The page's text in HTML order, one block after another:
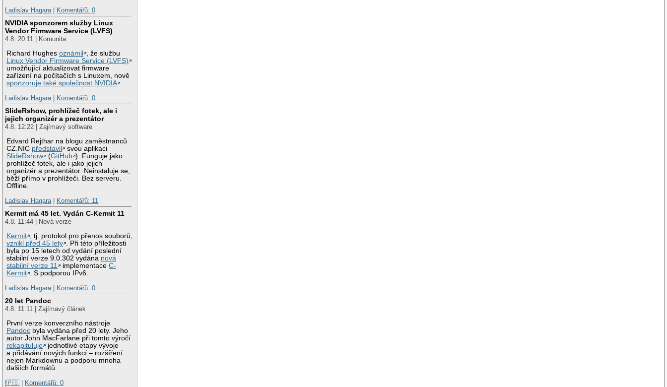
Ladislav Hagara
Komentářů: 0
NVIDIA sponzorem služby Linux
Vendor Firmware Service (LVFS)
4.8. 20:11 | Komunita
Richard Hughesoznámil
, že službu
Linux Vendor Firmware Service (LVFS)
umožňující aktualizovat firmware
zařízení na počítačích s Linuxem, nově
sponzoruje také společnost NVIDIA .
Ladislav Hagara | Komentářů: 0
SlideRshow, prohlížeč fotek, ale i
jejich organizér a prezentátor
4.8. 12:22 | Zajímavý software
Edvard Rejthar na blogu zaměstnanců
CZ.NIC představil
svou aplikaci
SlideRshow
(GitHub ). Funguje jako
prohlížeč fotek, ale i jako jejich
organizér a prezentátor. Neinstaluje se,
běží přímo v prohlížeči. Bez serveru.
Offline.
Ladislav Hagara | Komentářů: 11
Kermit má 45 let. Vydán C-Kermit 11
4.8. 11:44 | Nová verze
Kermit , tj. protokol pro přenos souborů,
vznikl před 45 lety . Při této příležitosti
byla po 15 letech od vydání poslední
stabilní verze 9.0.302 vydána nová
stabilní verze 11
implementaceC-
Kermit . S podporou IPv6.
Ladislav Hagara | Komentářů: 0
20 let Pandoc
4.8. 11:11 | Zajímavý článek
První verze konverzního nástroje
Pandoc byla vydána před 20 lety. Jeho
autor John MacFarlane při tomto výročí
rekapituluje
jednotlivé etapy vývoje
a přidávání nových funkcí – rozšíření
nejen Markdownu a podporu mnoha
dalších formátů.
|🇵🇸 | Komentářů: 0